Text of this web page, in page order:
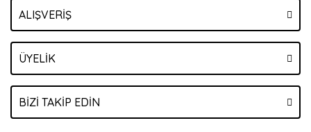
ALIŞVERİŞ
ÜYELİK
BİZİ TAKİP EDİN